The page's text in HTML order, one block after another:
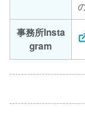
事務所Insta
gram